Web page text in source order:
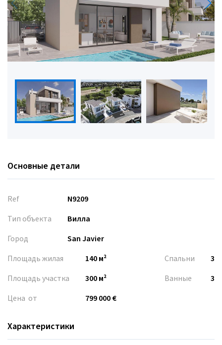
Основные детали
Ref
N9209
Тип объекта
Вилла
Город
San Javier
Площадь жилая
140 м²
Площадь участка
300 м²
Цена от
799 000 €
Спальни
3
Ванные
3
Характеристики